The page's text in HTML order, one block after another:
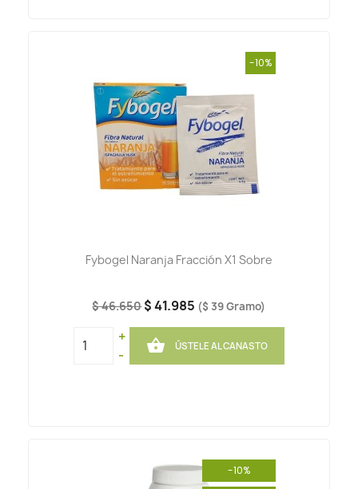
Fybogel Naranja Fracción X1 Sobre
$ 46.650$ 41.985 ($ 39 Gramo)
+
-
 ÚSTELE AL CANASTO
-10%
-10%